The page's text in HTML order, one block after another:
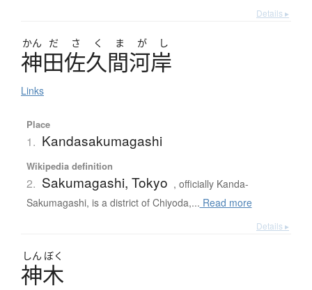
Details ▸
かん だ さ く ま が し
神田佐久間河岸
Links
Place
1. Kandasakumagashi
Wikipedia definition
2. Sakumagashi, Tokyo , officially Kanda-
Sakumagashi, is a district of Chiyoda,... Read more
Details ▸
しん ぼく
神木